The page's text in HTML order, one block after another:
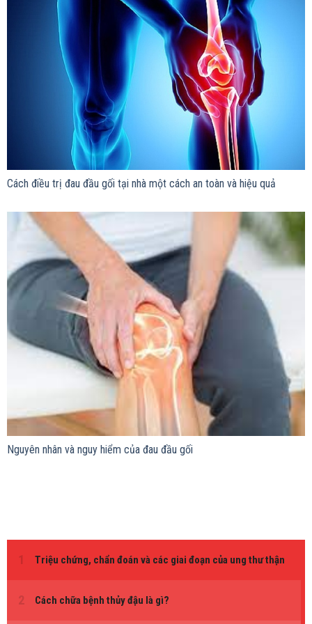
Cách điều trị đau đầu gối tại nhà một cách an toàn và hiệu quả
Nguyên nhân và nguy hiểm của đau đầu gối